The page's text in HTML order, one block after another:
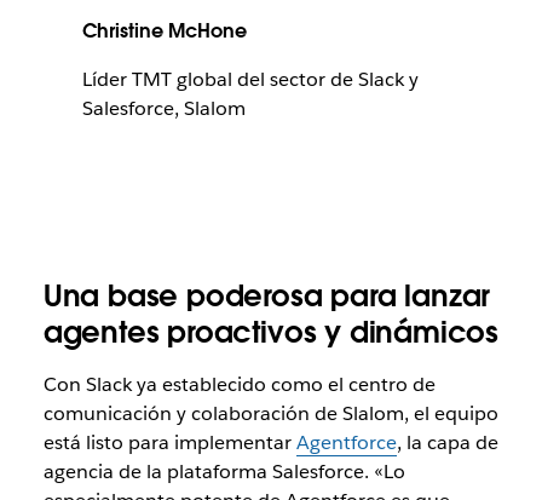
Christine McHone
Líder TMT global del sector de Slack y
Salesforce, Slalom
Una base poderosa para lanzar
agentes proactivos y dinámicos
Con Slack ya establecido como el centro de
comunicación y colaboración de Slalom, el equipo
está listo para implementarAgentforce, la capa de
agencia de la plataforma Salesforce. «Lo